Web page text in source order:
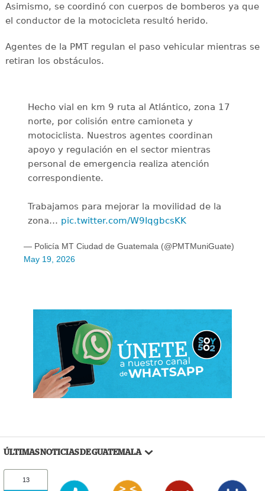
Asimismo, se coordinó con cuerpos de bomberos ya que
el conductor de la motocicleta resultó herido.
Agentes de la PMT regulan el paso vehicular mientras se
retiran los obstáculos.
Hecho vial en km 9 ruta al Atlántico, zona 17
norte, por colisión entre camioneta y
motociclista. Nuestros agentes coordinan
apoyo y regulación en el sector mientras
personal de emergencia realiza atención
correspondiente.
Trabajamos para mejorar la movilidad de la
zona… pic.twitter.com/W9IqgbcsKK
— Policía MT Ciudad de Guatemala (@PMTMuniGuate)
May 19, 2026
ÚLTIMAS NOTICIAS DE GUATEMALA
13